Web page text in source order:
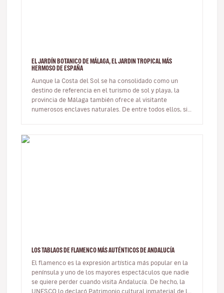
EL JARDÍN BOTANICO DE MÁLAGA, EL JARDIN TROPICAL MÁS
HERMOSO DE ESPAÑA
Aunque la Costa del Sol se ha consolidado como un
destino de referencia en el turismo de sol y playa, la
provincia de Málaga también ofrece al visitante
numerosos enclaves naturales. De entre todos ellos, sin
LOS TABLAOS DE FLAMENCO MÁS AUTÉNTICOS DE ANDALUCÍA
El flamenco es la expresión artística más popular en la
península y uno de los mayores espectáculos que nadie
se quiere perder cuando visita Andalucía. De hecho, la
UNESCO lo declaró Patrimonio cultural inmaterial de la